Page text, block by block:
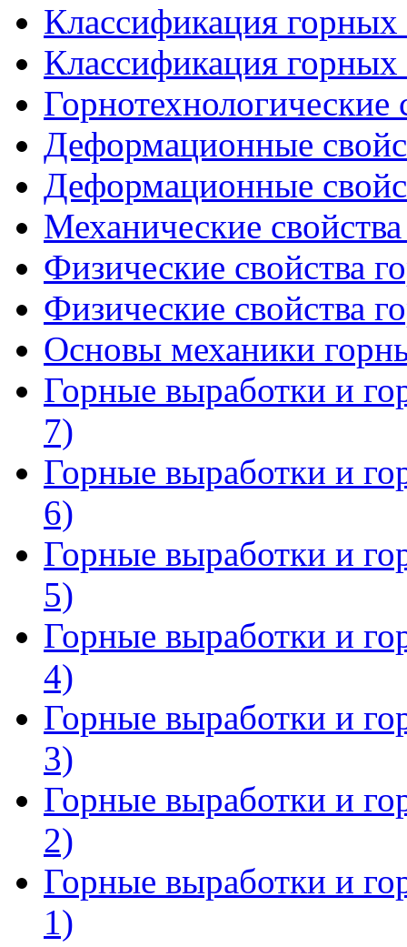
Классификация горных
Классификация горных
Деформационные
Деформационные
Механические
Физические свойства
Физические свойства
Основы механики
Горные выработки и
7)
Горные выработки и
6)
Горные выработки и
5)
Горные выработки и
4)
Горные выработки и
3)
Горные выработки и
2)
Горные выработки и
1)